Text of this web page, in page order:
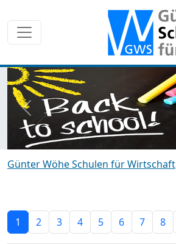
zurück
Günter Wöhe Schulen für Wirtschaft
1 2 3 4 5 6 7 8